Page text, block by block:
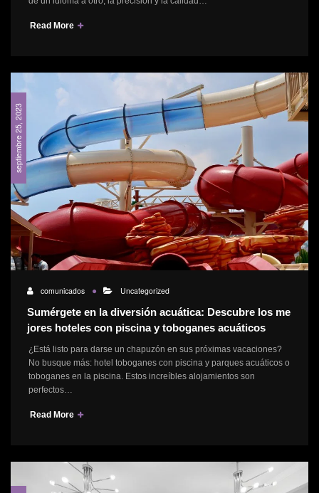
Read More
septiembre 25, 2023
comunicados Uncategorized
Sumérgete en la diversión acuática: Descubre los me
jores hoteles con piscina y toboganes acuáticos
¿Está listo para darse un chapuzón en sus próximas vacaciones?
No busque más: hotel toboganes con piscina y parques acuáticos o
toboganes en la piscina. Estos increíbles alojamientos son
perfectos…
Read More